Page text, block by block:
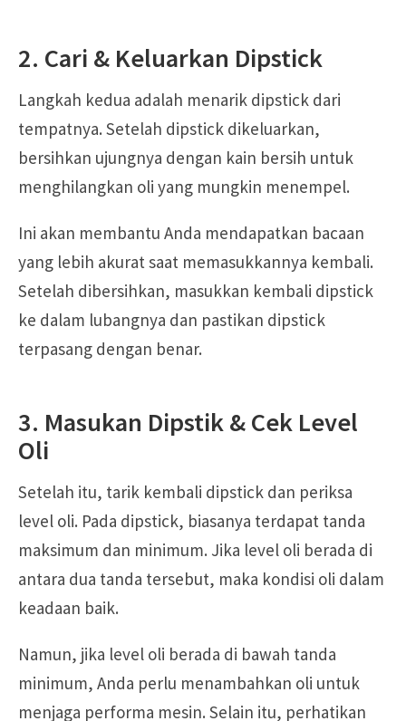
2. Cari & Keluarkan Dipstick
Langkah kedua adalah menarik dipstick dari
tempatnya. Setelah dipstick dikeluarkan,
bersihkan ujungnya dengan kain bersih untuk
menghilangkan oli yang mungkin menempel.
Ini akan membantu Anda mendapatkan bacaan
yang lebih akurat saat memasukkannya kembali.
Setelah dibersihkan, masukkan kembali dipstick
ke dalam lubangnya dan pastikan dipstick
terpasang dengan benar.
3. Masukan Dipstik & Cek Level
Oli
Setelah itu, tarik kembali dipstick dan periksa
level oli. Pada dipstick, biasanya terdapat tanda
maksimum dan minimum. Jika level oli berada di
antara dua tanda tersebut, maka kondisi oli dalam
keadaan baik.
Namun, jika level oli berada di bawah tanda
minimum, Anda perlu menambahkan oli untuk
menjaga performa mesin. Selain itu, perhatikan